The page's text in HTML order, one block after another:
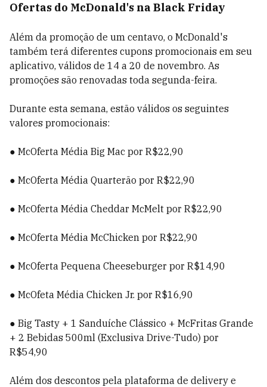
Ofertas do McDonald's na Black Friday
Além da promoção de um centavo, o McDonald's
também terá diferentes cupons promocionais em seu
aplicativo, válidos de 14 a 20 de novembro. As
promoções são renovadas toda segunda-feira.
Durante esta semana, estão válidos os seguintes
valores promocionais:
● McOferta Média Big Mac por R$22,90
● McOferta Média Quarterão por R$22,90
● McOferta Média Cheddar McMelt por R$22,90
● McOferta Média McChicken por R$22,90
● McOferta Pequena Cheeseburger por R$14,90
● McOfeta Média Chicken Jr. por R$16,90
● Big Tasty + 1 Sanduíche Clássico + McFritas Grande
+ 2 Bebidas 500ml (Exclusiva Drive-Tudo) por
R$54,90
Além dos descontos pela plataforma de delivery e